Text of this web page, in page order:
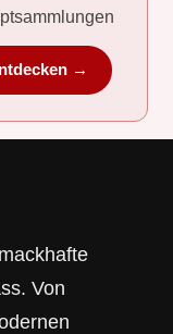
→
Von